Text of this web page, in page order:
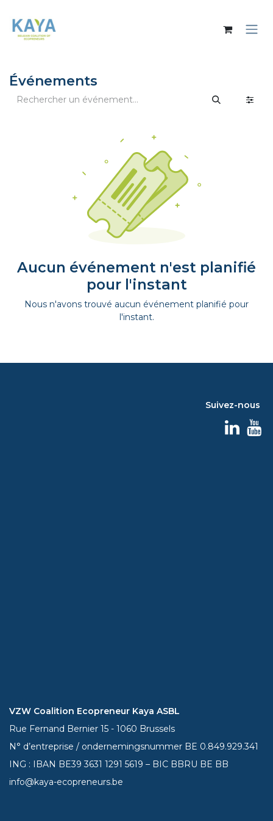
Événements
Aucun événement n'est planifié
pour l'instant
Nous n'avons trouvé aucun événement planifié pour
l'instant.
Suivez-nous
VZW Coalition Ecopreneur Kaya ASBL
Rue Fernand Bernier 15 - 1060 Brussels
N° d’entreprise / ondernemingsnummer BE 0.849.929.341
ING : IBAN BE393631 1291 5619 – BIC BBRU BE BB
info@kaya-ecopreneurs.be